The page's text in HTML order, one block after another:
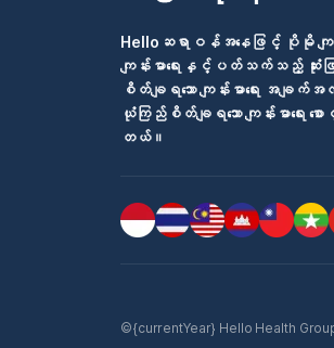
Helloဆရာဝန်အနေဖြင့် ပိုမို ကျ
ကျန်းမာရေးနှင့်ပတ်သက်သည့် ဆုံးဖ
စိတ်ချရသော ကျန်းမာရေး အချက်အ
ယုံကြည်စိတ်ချရသော ကျန်းမာရေး စေ
တယ်။
©{currentYear} Hello Health